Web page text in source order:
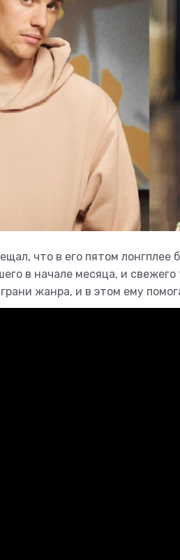
что в его пятом
в начале месяца, и свежего
жанра, и в этом ему